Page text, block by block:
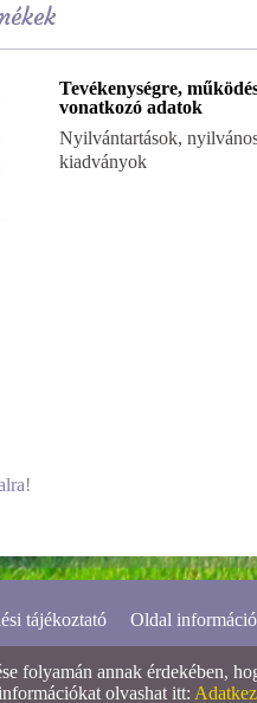
Tevékenységre,
vonatkozó adatok
Nyilvántartások,
kiadványok
tájékoztató Oldal
folyamán annak érdekében,
olvashat itt: